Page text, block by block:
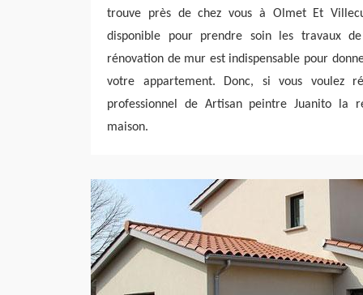
trouve près de chez vous à Olmet Et
disponible pour prendre soin les travaux
rénovation de mur est indispensable pour
votre appartement. Donc, si vous voulez
professionnel de Artisan peintre Juanito la
maison.